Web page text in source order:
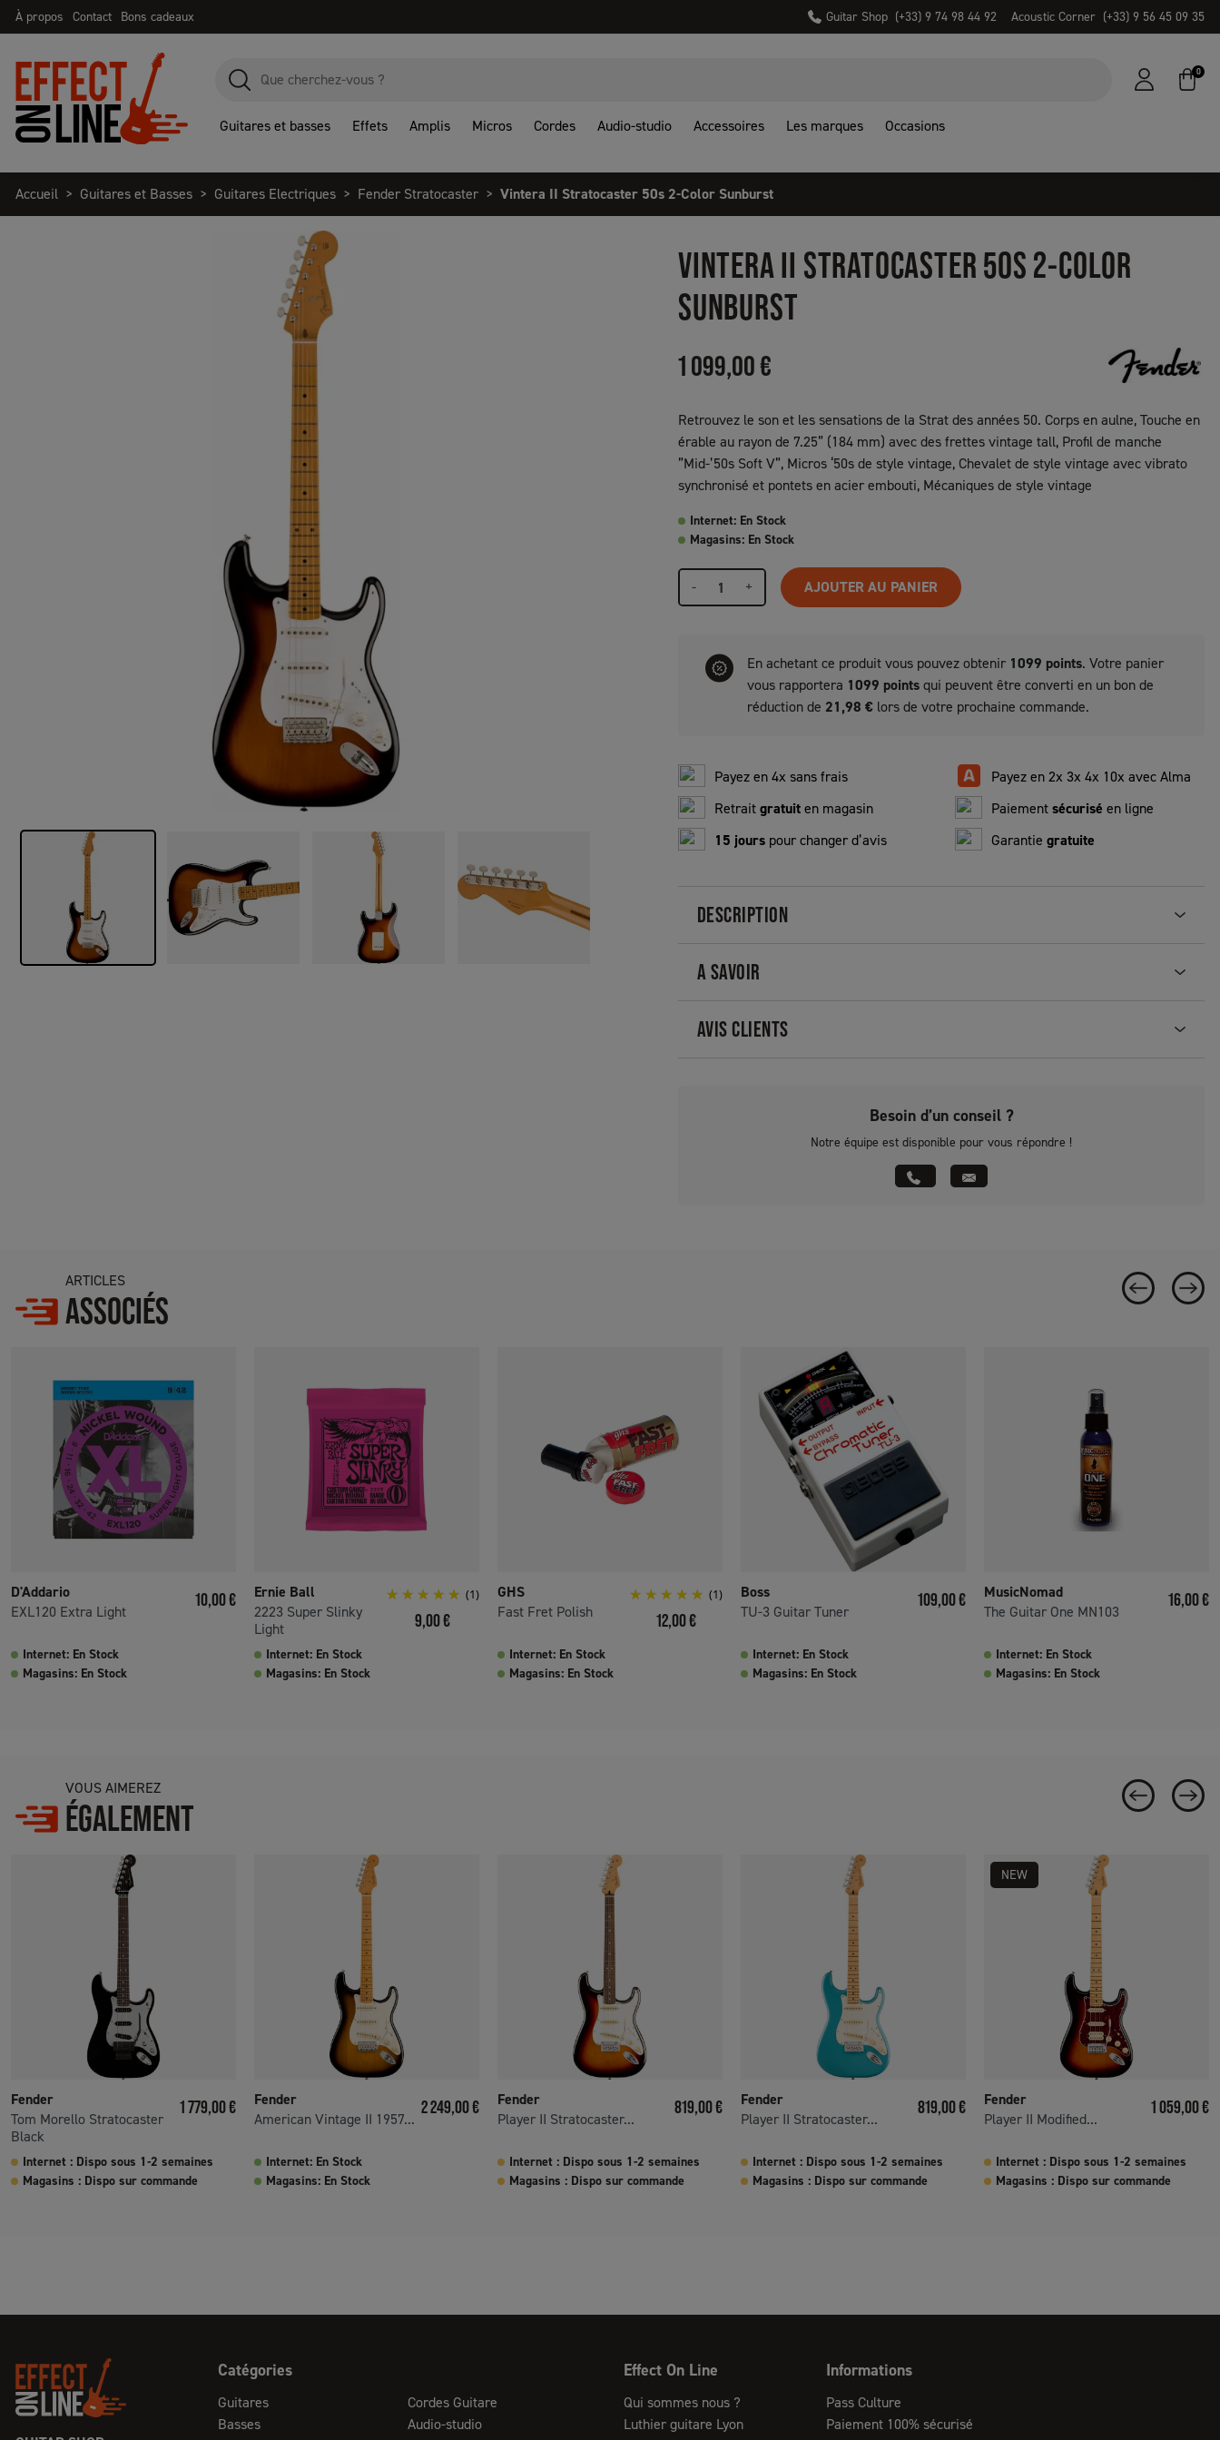
À propos Contact Bons cadeaux Guitar Shop (+33) 9 74 98 44 92 Acoustic Corner (+33) 9 56 45 09 35
0
Guitares et basses Effets Amplis Micros Cordes Audio-studio Accessoires Les marques Occasions
Accueil Guitares et Basses Guitares Electriques Fender Stratocaster Vintera II Stratocaster 50s 2-Color Sunburst
VINTERA II STRATOCASTER 50S 2-COLOR
SUNBURST
1 099,00 €
Retrouvez le son et les sensations de la Strat des années 50. Corps en aulne, Touche en
érable au rayon de 7.25” (184 mm) avec des frettes vintage tall, Profil de manche
”Mid-’50s Soft V”, Micros ‘50s de style vintage, Chevalet de style vintage avec vibrato
synchronisé et pontets en acier embouti, Mécaniques de style vintage
Internet: En Stock
Magasins: En Stock
- + AJOUTER AU PANIER
En achetant ce produit vous pouvez obtenir 1099 points. Votre panier
vous rapportera 1099 pointsqui peuvent être converti en un bon de
réduction de 21,98 € lors de votre prochaine commande.
Payez en 4x sans frais
Payez en 2x 3x 4x 10x avec Alma
Retraitgratuiten magasin Paiementsécurisé en ligne
15 jours pour changer d’avis Garantie gratuite
DESCRIPTION
A SAVOIR
AVIS CLIENTS
Besoin d’un conseil ?
Notre équipe est disponible pour vous répondre !
ARTICLES
ASSOCIÉS
D'Addario
EXL120 Extra Light
Prix
10,00 €
Internet: En Stock
Magasins: En Stock
Ernie Ball
2223 Super Slinky
Light
(1)
Prix
9,00 €
Internet: En Stock
Magasins: En Stock
GHS
Fast Fret Polish
(1)
Prix
12,00 €
Internet: En Stock
Magasins: En Stock
Boss
TU-3 Guitar Tuner
Prix
109,00 €
Internet: En Stock
Magasins: En Stock
MusicNomad
The Guitar One MN103
Prix
16,00 €
Internet: En Stock
Magasins: En Stock
VOUS AIMEREZ
ÉGALEMENT
Fender
Tom Morello Stratocaster
Black
Prix
1 779,00 €
Internet : Dispo sous 1-2 semaines
Magasins : Dispo sur commande
Fender
American Vintage II 1957...
Prix
2 249,00 €
Internet: En Stock
Magasins: En Stock
Fender
Player II Stratocaster...
Prix
819,00 €
Internet : Dispo sous 1-2 semaines
Magasins : Dispo sur commande
Fender
Player II Stratocaster...
Prix
819,00 €
Internet : Dispo sous 1-2 semaines
Magasins : Dispo sur commande
Fender
Player II Modified...
Prix
1 059,00 €
Internet : Dispo sous 1-2 semaines
Magasins : Dispo sur commande
NEW
Catégories
Guitares
Basses
Cordes Guitare
Audio-studio
Effect On Line
Qui sommes nous ?
Luthier guitare Lyon
Informations
Pass Culture
Paiement 100% sécurisé